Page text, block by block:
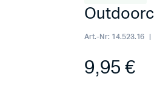
Art.-Nr: 14.523.16
9,95€